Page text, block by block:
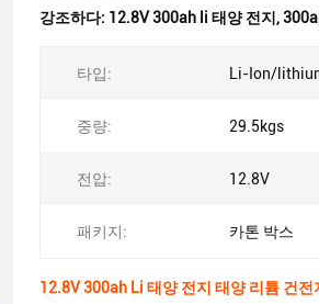
강조하다: 12.8V 300ah li 태양 전지 ,
타입: Li-Ion/
중량: 29.5kgs
전압: 12.8V
패키지: 카톤 박스
12.8V 300ah Li 태양 전지 태양 리튬 건전